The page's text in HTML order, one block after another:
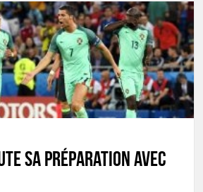
sa préparation avec